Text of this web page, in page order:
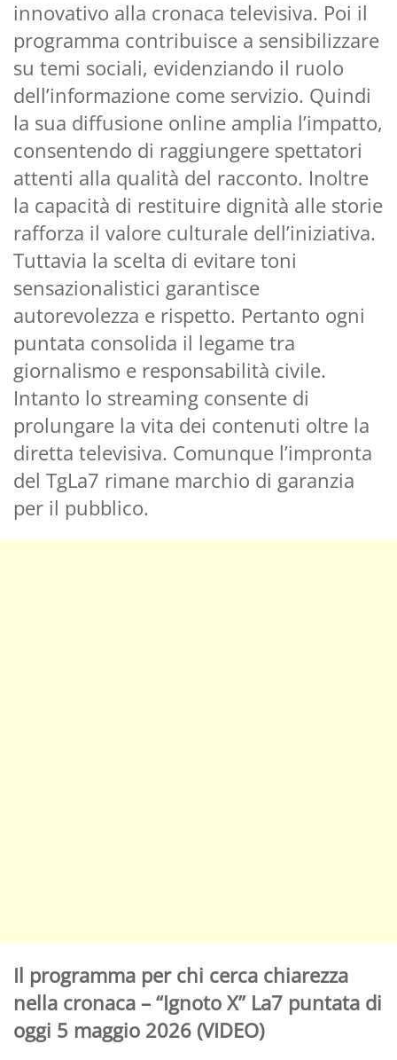
innovativo alla cronaca televisiva. Poi il
programma contribuisce a sensibilizzare
su temi sociali, evidenziando il ruolo
dell’informazione come servizio. Quindi
la sua diffusione online amplia l’impatto,
consentendo di raggiungere spettatori
attenti alla qualità del racconto. Inoltre
la capacità di restituire dignità alle storie
rafforza il valore culturale dell’iniziativa.
Tuttavia la scelta di evitare toni
sensazionalistici garantisce
autorevolezza e rispetto. Pertanto ogni
puntata consolida il legame tra
giornalismo e responsabilità civile.
Intanto lo streaming consente di
prolungare la vita dei contenuti oltre la
diretta televisiva. Comunque l’impronta
del TgLa7 rimane marchio di garanzia
per il pubblico.
Il programma per chi cerca chiarezza
nella cronaca – “Ignoto X” La7 puntata di
oggi 5 maggio 2026 (VIDEO)